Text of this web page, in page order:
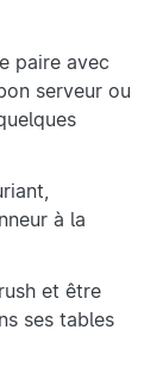
paire avec
serveur ou
à la
et être
ses tables